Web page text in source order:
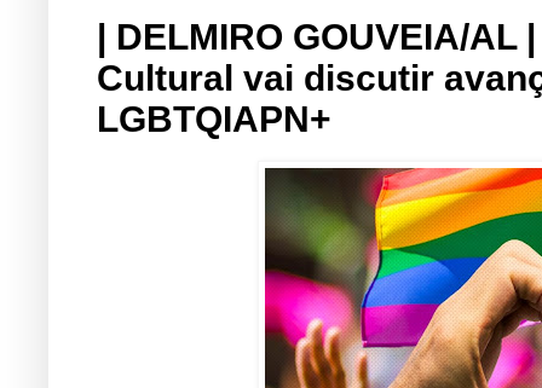
| DELMIRO GOUVEIA/
Cultural vai discutir
LGBTQIAPN+